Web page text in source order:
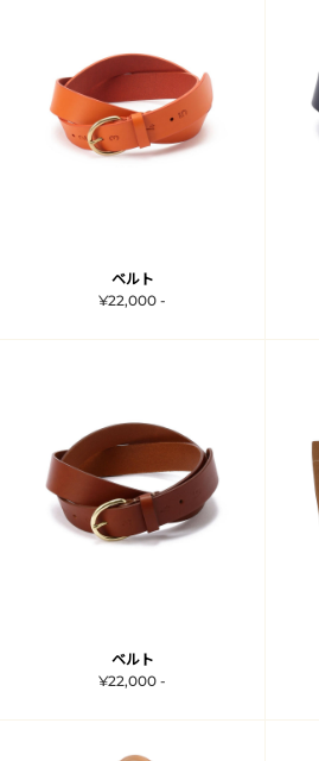
ベルト
¥22,000 -
ベルト
¥22,000 -